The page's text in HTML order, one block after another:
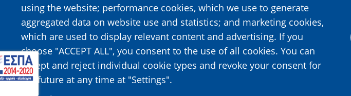
using the website; performance cookies, which we use to generate
aggregated data on website use and statistics; and marketing cookies,
which are used to display relevant content and advertising. If you
choose "ACCEPT ALL", you consent to the use of all cookies. You can
accept and reject individual cookie types and revoke your consent for
the future at any time at "Settings".
Image Image